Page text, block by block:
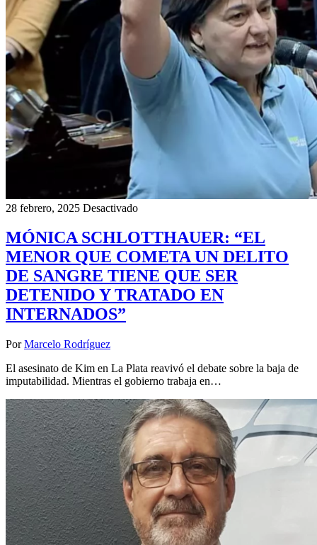
28 febrero, 2025 Desactivado
MÓNICA SCHLOTTHAUER: “EL
MENOR QUE COMETA UN DELITO
DE SANGRE TIENE QUE SER
DETENIDO Y TRATADO EN
INTERNADOS”
Por Marcelo Rodríguez
El asesinato de Kim en La Plata reavivó el debate sobre la baja de
imputabilidad. Mientras el gobierno trabaja en…